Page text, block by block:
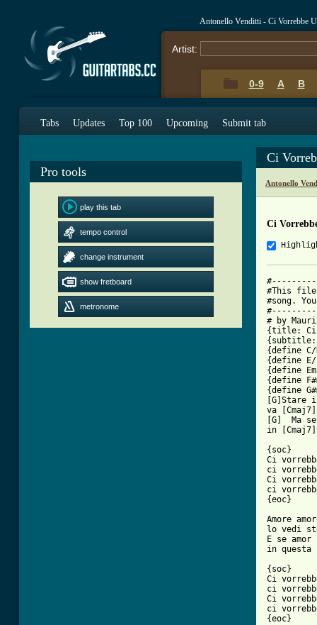
Antonello Venditti - Ci Vorrebbe
Artist:
0-9 A B
Tabs Updates Top 100 Upcoming Submit tab
Pro tools
play this tab
tempo control
change instrument
show fretboard
metronome
Ci
Antonello
Ci
#This file
#song.
# by
{title: Ci
{subtitle:
{define
{define
{define
{define
{define
[G]Stare
va
[G]  Ma
in
{soc}
Ci
ci
Ci
ci
Amore
lo vedi
E se amor
in questa
{soc}
Ci
ci
Ci
ci
{eoc}